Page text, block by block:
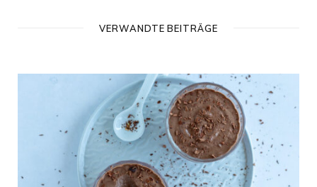
VERWANDTE BEITRÄGE